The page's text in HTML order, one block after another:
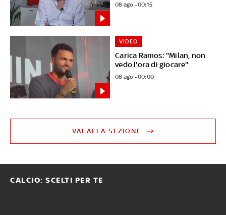
08 ago - 00:15
Carica Ramos: "Milan, non
vedo l'ora di giocare"
VIDEO
08 ago - 00:00
VAI ALLA SEZIONE
CALCIO: SCELTI PER TE